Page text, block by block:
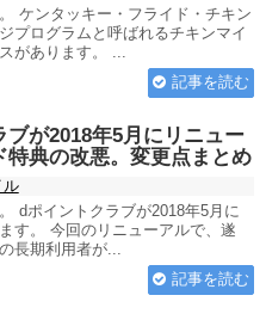
ケンタッキー・フライド・チキン
プログラムと呼ばれるチキンマイ
があります。 ...
記事を読む
ブが2018年5月にリニュー
特典の改悪。変更点まとめ
ル
dポイントクラブが2018年5月に
す。 今回のリニューアルで、遂
長期利用者が...
記事を読む